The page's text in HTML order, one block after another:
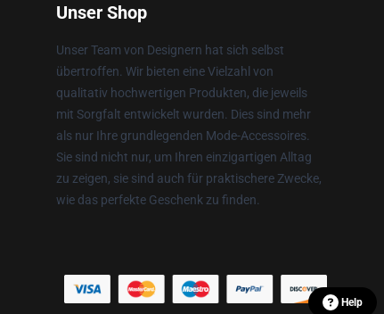
Unser Shop
Unser Team von Designern hat sich selbst
übertroffen. Wir bieten eine Vielzahl von
qualitativ hochwertigen Produkten, die jeweils
mit Sorgfalt entwickelt wurden. Dies sind mehr
als nur Ihre grundlegenden Mode-Accessoires.
Sie sind nicht nur, um Ihren einzigartigen Alltag
zu zeigen, sie sind auch für praktischere Zwecke,
wie das perfekte Geschenk zu finden.
Help